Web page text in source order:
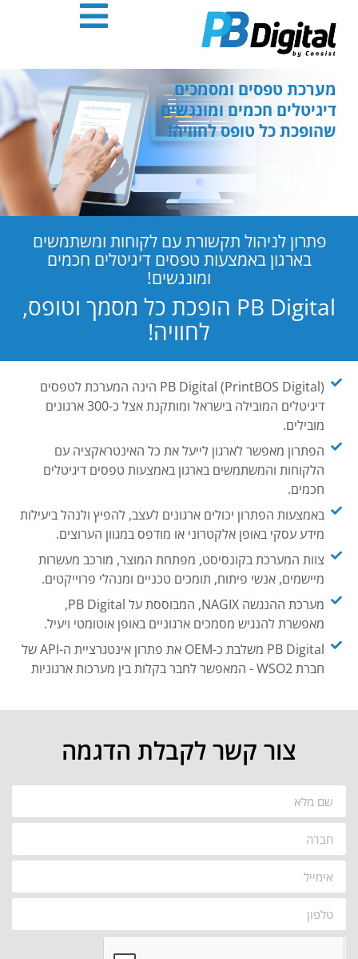
אנטר
מערכת טפסים ומסמכים
דיגיטלים חכמים ומונגשים
שהופכת כל טופס לחוויה!
פתרון לניהול תקשורת עם לקוחות ומשתמשים
בארגון באמצעות טפסים דיגיטלים חכמים
ומונגשים!
PB Digital הופכת כל מסמך וטופס,
לחוויה!
PB Digital (PrintBOS Digital) הינה המערכת לטפסים
דיגיטלים המובילה בישראל ומותקנת אצל כ-300 ארגונים
מובילים.
הפתרון מאפשר לארגון לייעל את כל האינטראקציה עם
הלקוחות והמשתמשים בארגון באמצעות טפסים דיגיטלים
חכמים.
באמצעות הפתרון יכולים ארגונים לעצב, להפיץ ולנהל ביעילות
מידע עסקי באופן אלקטרוני או מודפס במגוון הערוצים.
צוות המערכת בקונסיסט, מפתחת המוצר, מורכב מעשרות
מיישמים, אנשי פיתוח, תומכים טכניים ומנהלי פרוייקטים.
מערכת ההנגשה NAGIX, המבוססת על PB Digital,
מאפשרת להנגיש מסמכים ארגוניים באופן אוטומטי ויעיל.
PB Digital משלבת כ-OEM את פתרון אינטגרציית ה-API של
חברת WSO2 - המאפשר לחבר בקלות בין מערכות ארגוניות
צור קשר לקבלת הדגמה